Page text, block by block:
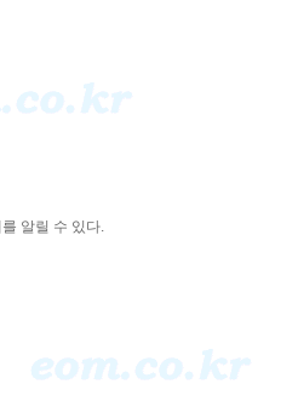
알릴 수 있다.